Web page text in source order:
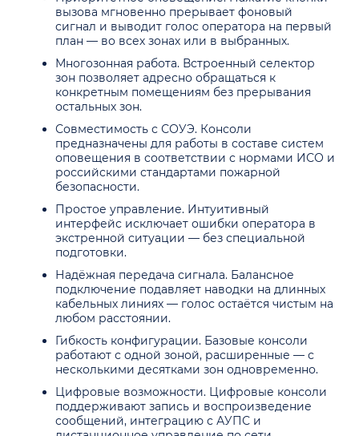
вызова мгновенно прерывает фоновый
сигнал и выводит голос оператора на первый
план — во всех зонах или в выбранных.
Многозонная работа. Встроенный селектор
зон позволяет адресно обращаться к
конкретным помещениям без прерывания
остальных зон.
Совместимость с СОУЭ. Консоли
предназначены для работы в составе систем
оповещения в соответствии с нормами ИСО и
российскими стандартами пожарной
безопасности.
Простое управление. Интуитивный
интерфейс исключает ошибки оператора в
экстренной ситуации — без специальной
подготовки.
Надёжная передача сигнала. Балансное
подключение подавляет наводки на длинных
кабельных линиях — голос остаётся чистым на
любом расстоянии.
Гибкость конфигурации. Базовые консоли
работают с одной зоной, расширенные — с
несколькими десятками зон одновременно.
Цифровые возможности. Цифровые консоли
поддерживают запись и воспроизведение
сообщений, интеграцию с АУПС и